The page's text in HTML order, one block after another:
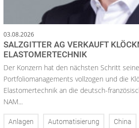
03.08.2026
SALZGITTER AG VERKAUFT
ELASTOMERTECHNIK
Der Konzern hat den nächsten Schritt
Portfoliomanagements vollzogen und die
Elastomertechnik an die deutsch-
NAM...
Anlagen Automatisierung China